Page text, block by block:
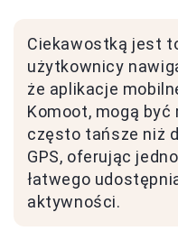
Ciekawostką jest
użytkownicy
że aplikacje
Komoot, mogą
często tańsze niż
GPS, oferując
łatwego
aktywności.